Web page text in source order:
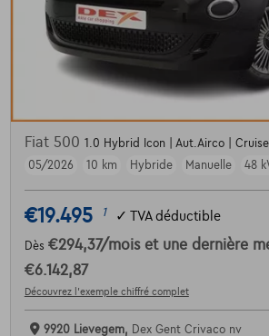
Fiat 500 1.0 Hybrid Icon | Aut.Airco |
05/2026
10 km Hybride Manuelle 48
€19.495 1 ✓ TVA déductible
Dès €294,37/mois et une dernière
€6.142,87
Découvrez l’exemple chiffré complet
9920 Lievegem, Dex Gent Crivaco nv